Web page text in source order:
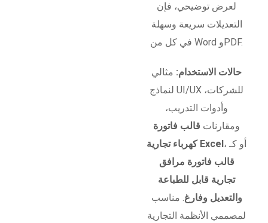
لعرض توضيحي، فإن
التعديلات سريعة وسهلة
في كل من Word وPDF.
حالات الاستخدام: مثالي
لنماذج UI/UX للشركات،
وأدوات التدريب،
ومقارنات قالب فاتورة
كهرباء تجارية Excel
، أو كـ
قالب فاتورة مرافق
تجارية قابل للطباعة
والتعديل وفارغ. مناسب
لمصممي الأنظمة التجارية